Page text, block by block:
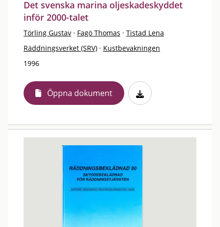
Det svenska marina oljeskadeskyddet
inför 2000-talet
Törling Gustav · Fagö Thomas · Tistad Lena
Räddningsverket (SRV) · Kustbevakningen
1996
Öppna dokument